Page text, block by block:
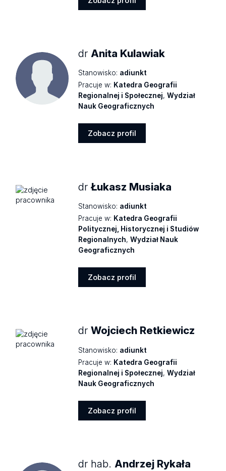
drAnita Kulawiak
Stanowisko: adiunkt
Pracuje w: Katedra Geografii
Regionalnej i Społecznej,Wydział
Nauk Geograficznych
Zobacz profil
drŁukasz Musiaka
Stanowisko: adiunkt
Pracuje w: Katedra Geografii
Politycznej, Historycznej i Studiów
Regionalnych,Wydział Nauk
Geograficznych
Zobacz profil
drWojciech Retkiewicz
Stanowisko: adiunkt
Pracuje w: Katedra Geografii
Regionalnej i Społecznej,Wydział
Nauk Geograficznych
Zobacz profil
dr hab.Andrzej Rykała